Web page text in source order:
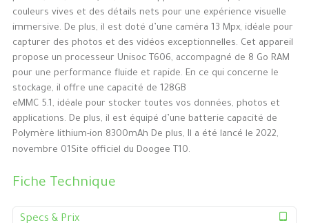
couleurs vives et des détails nets pour une expérience visuelle
immersive. De plus, il est doté d’une caméra 13 Mpx, idéale pour
capturer des photos et des vidéos exceptionnelles. Cet appareil
propose un processeur Unisoc T606, accompagné de 8 Go RAM
pour une performance fluide et rapide. En ce qui concerne le
stockage, il offre une capacité de 128GB
eMMC 5.1, idéale pour stocker toutes vos données, photos et
applications. De plus, il est équipé d’une batterie capacité de
Polymère lithium-ion 8300mAh De plus, Il a été lancé le 2022,
novembre 01Site officiel du Doogee T10.
Fiche Technique
Specs & Prix